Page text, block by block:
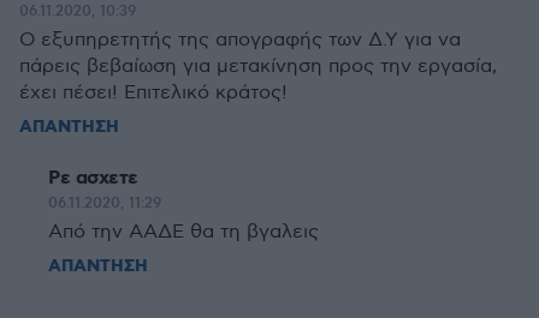
06.11.2020, 10:39
Ο εξυπηρετητής της απογραφής των Δ.Υ για να
πάρεις βεβαίωση για μετακίνηση προς την εργασία,
έχει πέσει! Επιτελικό κράτος!
ΑΠΑΝΤΗΣΗ
Ρε ασχετε
06.11.2020, 11:29
Από την ΑΑΔΕ θα τη βγαλεις
ΑΠΑΝΤΗΣΗ